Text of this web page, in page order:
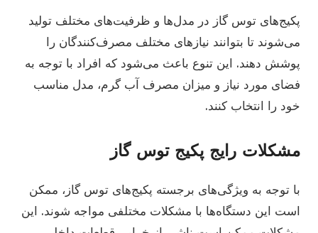
پکیج‌های توس گاز در مدل‌ها و ظرفیت‌های مختلف تولید
می‌شوند تا بتوانند نیازهای مختلف مصرف‌کنندگان را
پوشش دهند. این تنوع باعث می‌شود که افراد با توجه به
فضای مورد نیاز و میزان مصرف آب گرم، مدل مناسب
خود را انتخاب کنند.
مشکلات رایج پکیج توس گاز
با توجه به ویژگی‌های برجسته پکیج‌های توس گاز، ممکن
است این دستگاه‌ها با مشکلات مختلفی مواجه شوند. این